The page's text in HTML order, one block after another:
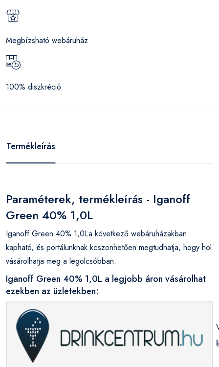
Megbízsható webáruház
100% diszkréció
Termékleírás
Paraméterek, termékleírás - Iganoff
Green 40% 1,0L
Iganoff Green 40% 1,0La következő webáruházakban
kapható, és portálunknak köszönhetően megtudhatja, hogy hol
vásárolhatja meg a legolcsóbban.
Iganoff Green 40% 1,0L a legjobb áron vásárolhat
ezekben az üzletekben: